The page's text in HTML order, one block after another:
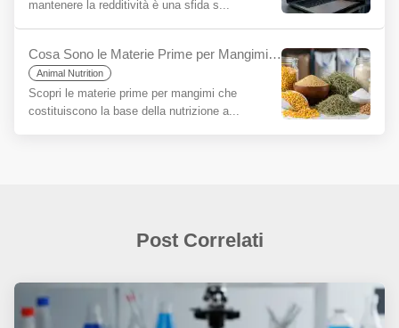
mantenere la redditività è una sfida s...
Cosa Sono le Materie Prime per Mangimi per Principianti?
Animal Nutrition
Scopri le materie prime per mangimi che
costituiscono la base della nutrizione a...
Post Correlati